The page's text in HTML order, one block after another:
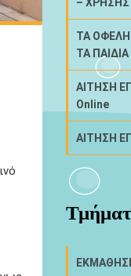
ΤΑ
ΤΑ ΠΑΙΔΙΑ
ΑΙΤΗΣΗ
Online
ΑΙΤΗΣΗ